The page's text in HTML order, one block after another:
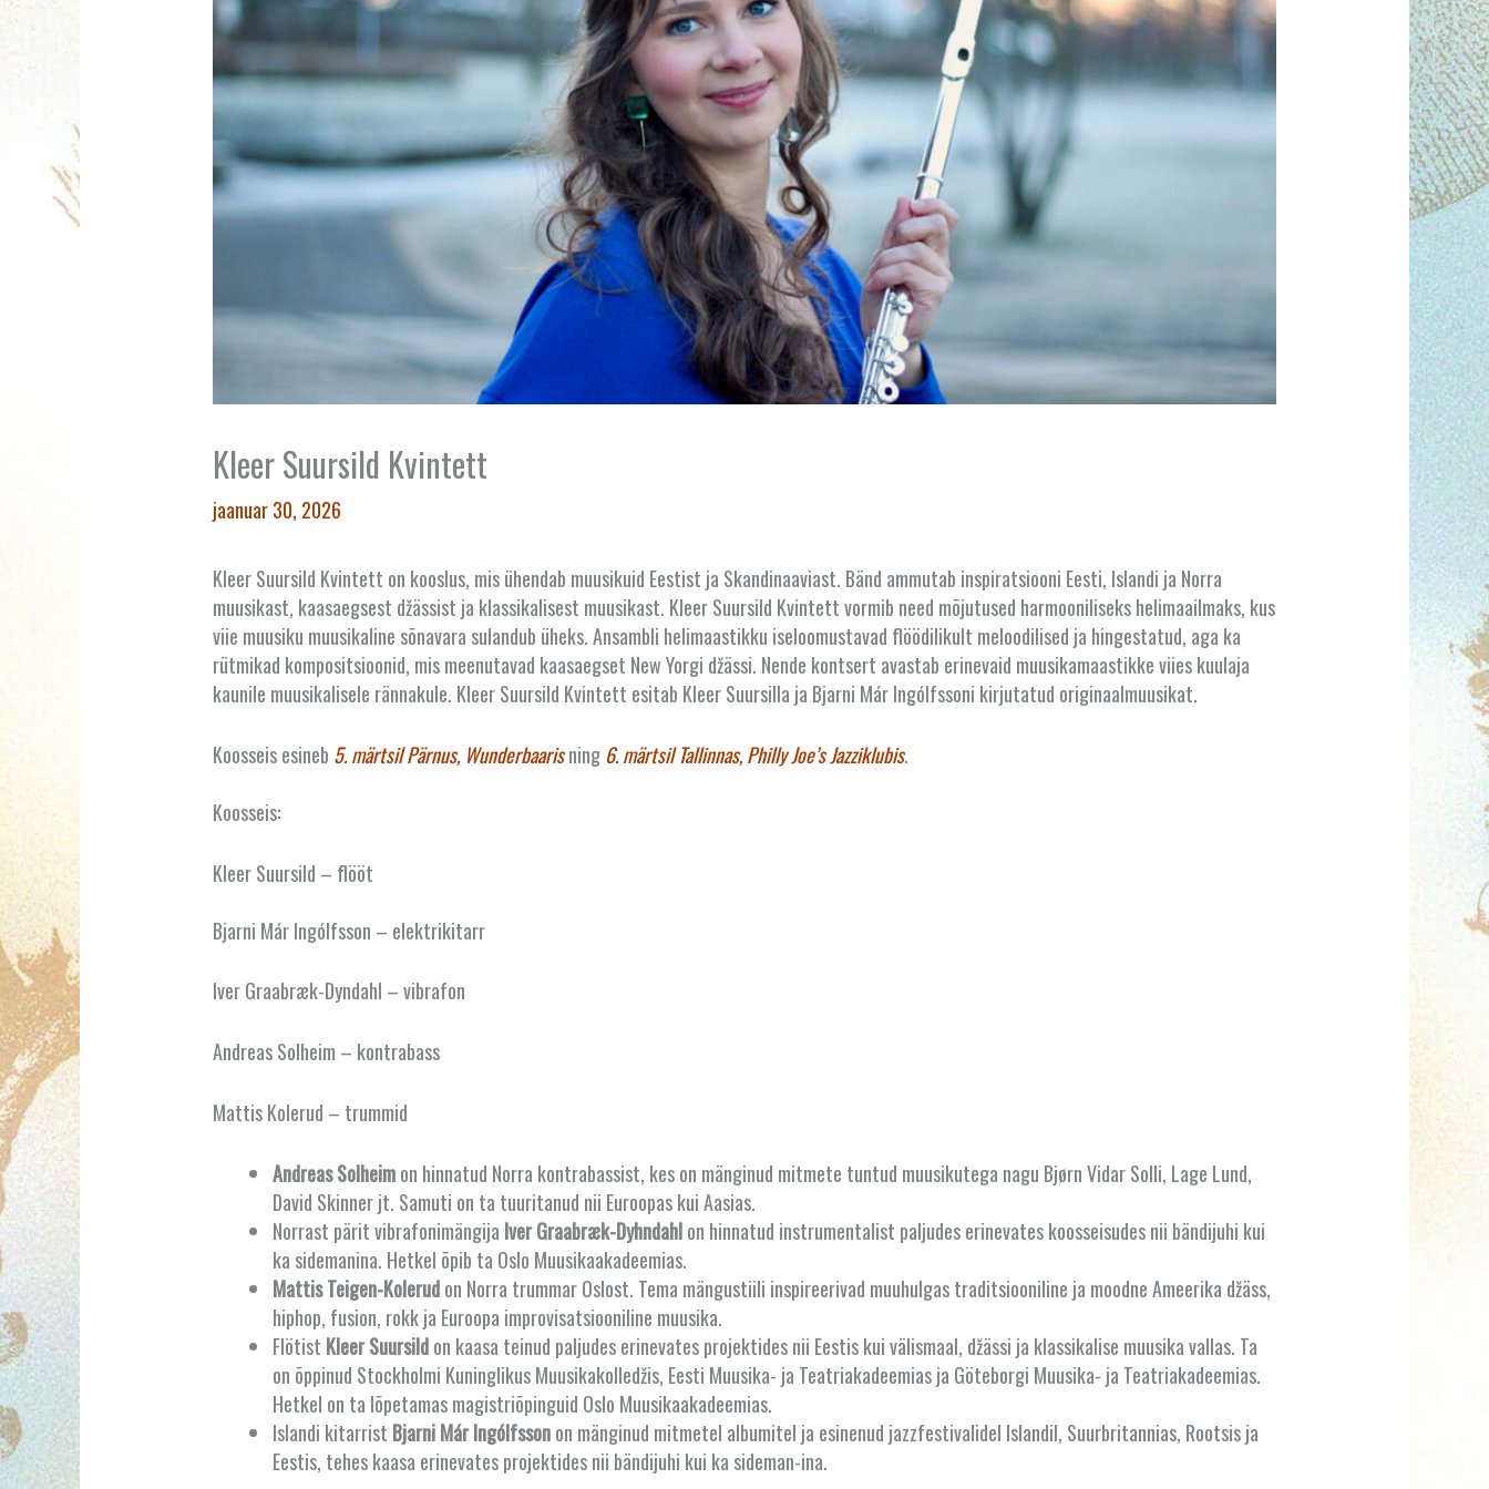
Kleer Suursild Kvintett
jaanuar 30, 2026
Kleer Suursild Kvintett on kooslus, mis ühendab muusikuid Eestist ja Skandinaaviast. Bänd ammutab inspiratsiooni Eesti, Islandi ja Norra
muusikast, kaasaegsest džässist ja klassikalisest muusikast. Kleer Suursild Kvintett vormib need mõjutused harmooniliseks helimaailmaks, kus
viie muusiku muusikaline sõnavara sulandub üheks. Ansambli helimaastikku iseloomustavad flöödilikult meloodilised ja hingestatud, aga ka
rütmikad kompositsioonid, mis meenutavad kaasaegset New Yorgi džässi. Nende kontsert avastab erinevaid muusikamaastikke viies kuulaja
kaunile muusikalisele rännakule. Kleer Suursild Kvintett esitab Kleer Suursilla ja Bjarni Már Ingólfssoni kirjutatud originaalmuusikat.
Koosseis esineb 5. märtsil Pärnus, Wunderbaarisning 6. märtsil Tallinnas, Philly Joe’s Jazziklubis.
Koosseis:
Kleer Suursild – flööt
Bjarni Már Ingólfsson – elektrikitarr
Iver Graabræk-Dyndahl – vibrafon
Andreas Solheim – kontrabass
Mattis Kolerud – trummid
Andreas Solheimon hinnatud Norra kontrabassist, kes on mänginud mitmete tuntud muusikutega nagu Bjørn Vidar Solli, Lage Lund,
David Skinner jt. Samuti on ta tuuritanud nii Euroopas kui Aasias.
Norrast pärit vibrafonimängija Iver Graabræk-Dyhndahlon hinnatud instrumentalist paljudes erinevates koosseisudes nii bändijuhi kui
ka sidemanina. Hetkel õpib ta Oslo Muusikaakadeemias.
Mattis Teigen-Kolerudon Norra trummar Oslost. Tema mängustiili inspireerivad muuhulgas traditsiooniline ja moodne Ameerika džäss,
hiphop, fusion, rokk ja Euroopa improvisatsiooniline muusika.
Flötist Kleer Suursildon kaasa teinud paljudes erinevates projektides nii Eestis kui välismaal, džässi ja klassikalise muusika vallas. Ta
on õppinud Stockholmi Kuninglikus Muusikakolledžis, Eesti Muusika- ja Teatriakadeemias ja Göteborgi Muusika- ja Teatriakadeemias.
Hetkel on ta lõpetamas magistriõpinguid Oslo Muusikaakadeemias.
Islandi kitarrist Bjarni Már Ingólfssonon mänginud mitmetel albumitel ja esinenud jazzfestivalidel Islandil, Suurbritannias, Rootsis ja
Eestis, tehes kaasa erinevates projektides nii bändijuhi kui ka sideman-ina.